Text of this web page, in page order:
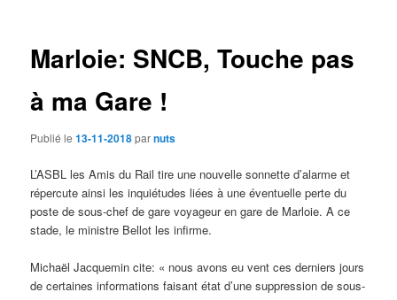
Marloie: SNCB, Touche pas
à ma Gare !
Publié le13-11-2018parnuts
L’ASBL les Amis du Rail tire une nouvelle sonnette d’alarme et
répercute ainsi les inquiétudes liées à une éventuelle perte du
poste de sous-chef de gare voyageur en gare de Marloie. A ce
stade, le ministre Bellot les infirme.
Michaël Jacquemin cite: « nous avons eu vent ces derniers jours
de certaines informations faisant état d’une suppression de sous-